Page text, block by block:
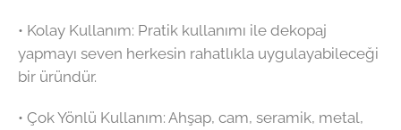
•⁠ ⁠Kolay Kullanım: Pratik kullanımı ile dekopaj
yapmayı seven herkesin rahatlıkla uygulayabileceği
bir üründür.
•⁠ ⁠Çok Yönlü Kullanım: Ahşap, cam, seramik, metal,